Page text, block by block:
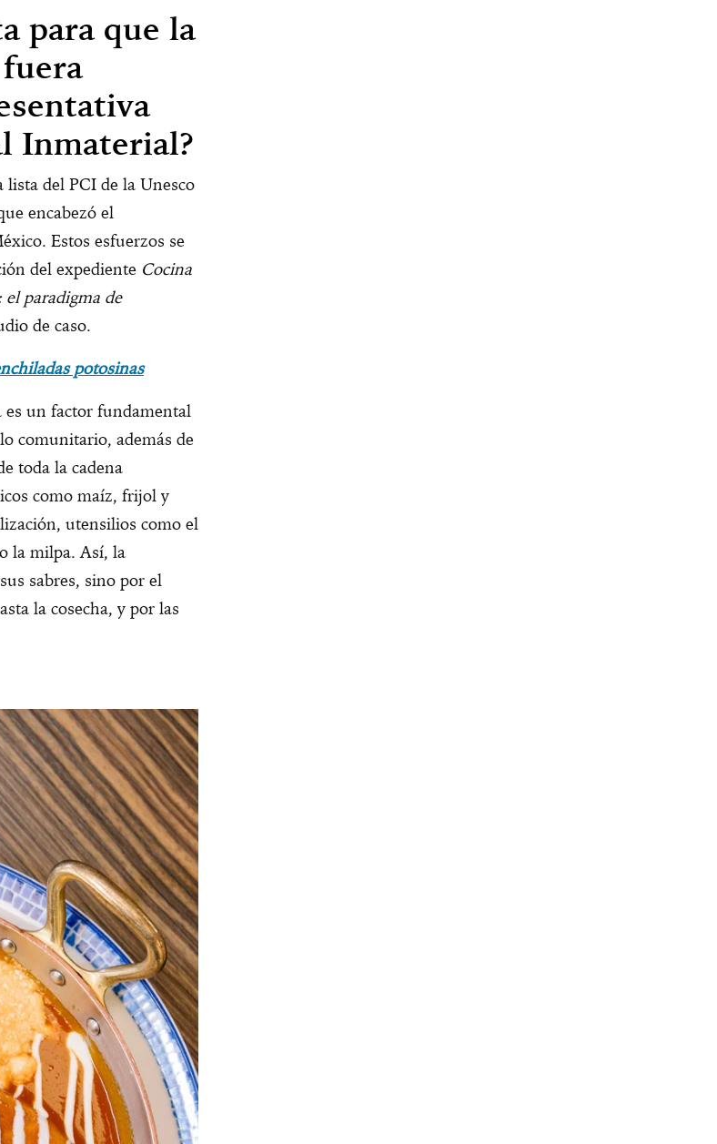
para que la
Inmaterial?
del PCI de la Unesco
encabezó el
Estos esfuerzos se
del expediente Cocina
paradigma de
de caso.
potosinas
es un factor fundamental
comunitario, además de
toda la cadena
como maíz, frijol y
utensilios como el
la milpa. Así, la
sabres, sino por el
la cosecha, y por las